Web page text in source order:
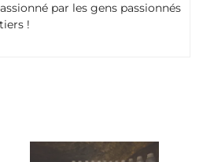
par les gens passionnés
!